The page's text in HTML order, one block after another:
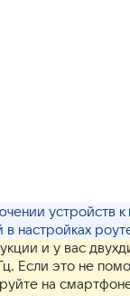
устройств
в настройках
и у вас
Если это не
на